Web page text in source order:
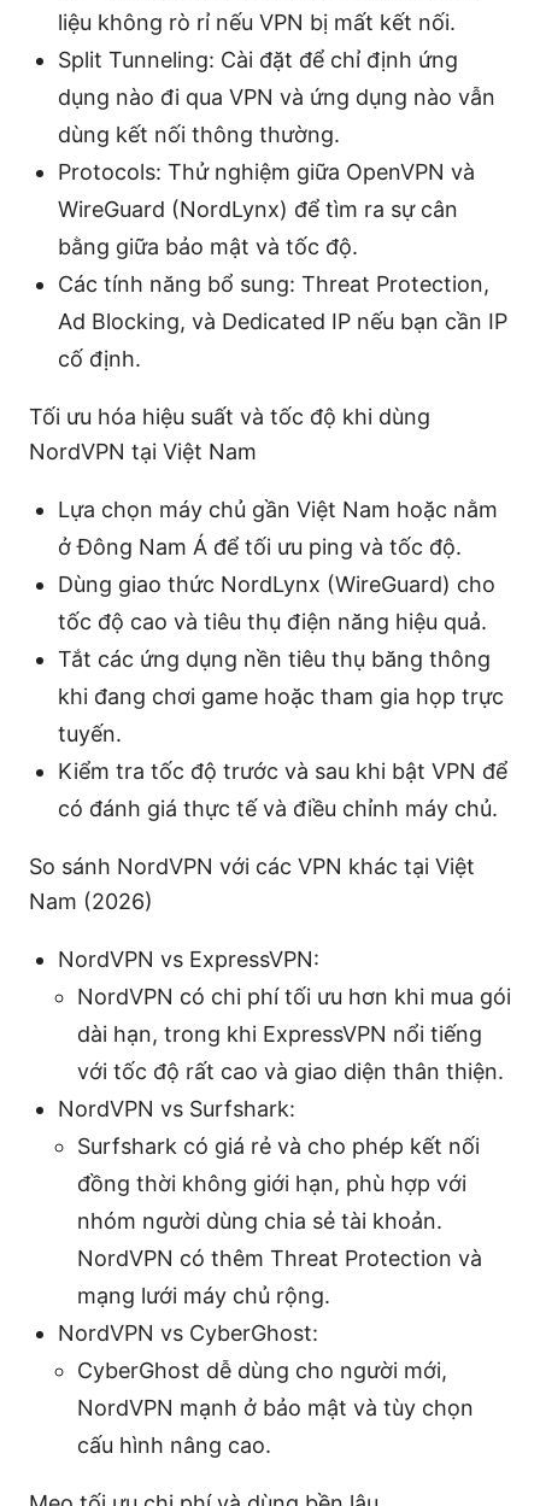
liệu không rò rỉ nếu VPN bị mất kết nối.
Split Tunneling: Cài đặt để chỉ định ứng
dụng nào đi qua VPN và ứng dụng nào vẫn
dùng kết nối thông thường.
Protocols: Thử nghiệm giữa OpenVPN và
WireGuard (NordLynx) để tìm ra sự cân
bằng giữa bảo mật và tốc độ.
Các tính năng bổ sung: Threat Protection,
Ad Blocking, và Dedicated IP nếu bạn cần IP
cố định.
Tối ưu hóa hiệu suất và tốc độ khi dùng
NordVPN tại Việt Nam
Lựa chọn máy chủ gần Việt Nam hoặc nằm
ở Đông Nam Á để tối ưu ping và tốc độ.
Dùng giao thức NordLynx (WireGuard) cho
tốc độ cao và tiêu thụ điện năng hiệu quả.
Tắt các ứng dụng nền tiêu thụ băng thông
khi đang chơi game hoặc tham gia họp trực
tuyến.
Kiểm tra tốc độ trước và sau khi bật VPN để
có đánh giá thực tế và điều chỉnh máy chủ.
So sánh NordVPN với các VPN khác tại Việt
Nam (2026)
NordVPN vs ExpressVPN:
NordVPN có chi phí tối ưu hơn khi mua gói
dài hạn, trong khi ExpressVPN nổi tiếng
với tốc độ rất cao và giao diện thân thiện.
NordVPN vs Surfshark:
Surfshark có giá rẻ và cho phép kết nối
đồng thời không giới hạn, phù hợp với
nhóm người dùng chia sẻ tài khoản.
NordVPN có thêm Threat Protection và
mạng lưới máy chủ rộng.
NordVPN vs CyberGhost:
CyberGhost dễ dùng cho người mới,
NordVPN mạnh ở bảo mật và tùy chọn
cấu hình nâng cao.